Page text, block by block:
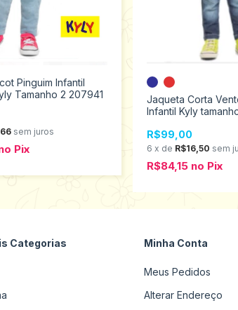
Pinguim Infantil
Tamanho 2 207941
sem juros
Pix
Jaqueta Corta
Infantil Kyly
R$99,00
6 x de R$16,50 sem
R$84,15 no Pix
Categorias Minha Conta
Meus Pedidos
Alterar Endereço